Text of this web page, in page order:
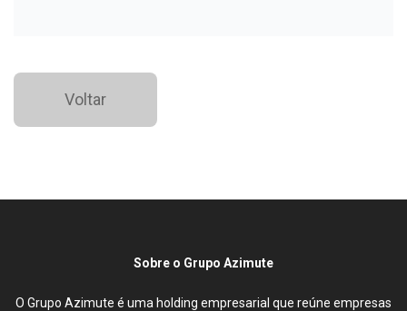
Voltar
Sobre o Grupo Azimute
O Grupo Azimute é uma holding empresarial que reúne empresas